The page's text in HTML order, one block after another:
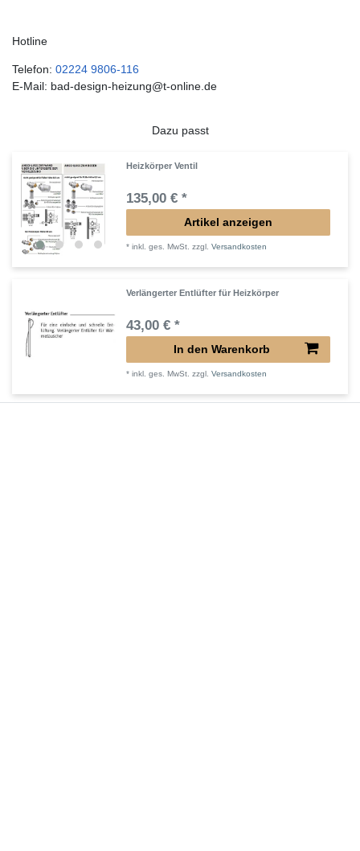
Hotline
Telefon: 02224 9806-116
E-Mail: bad-design-heizung@t-online.de
Dazu passt
Heizkörper Ventil
135,00 € *
Artikel anzeigen
*inkl. ges. MwSt. zzgl.Versandkosten
Verlängerter Entlüfter für Heizkörper
43,00 € *
In den Warenkorb
*inkl. ges. MwSt. zzgl.Versandkosten